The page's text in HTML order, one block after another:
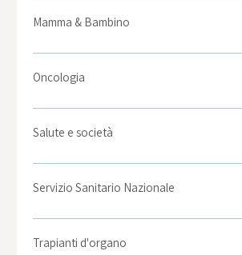
Mamma & Bambino
Oncologia
Salute e società
Servizio Sanitario Nazionale
Trapianti d'organo